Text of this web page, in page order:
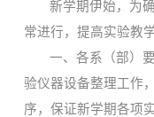
新学期伊始，为
常进行，提高实验教
一、各系（部）
验仪器设备整理工作
序，保证新学期各项